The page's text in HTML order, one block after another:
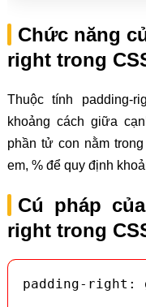
Chức năng
right trong
Thuộc tính padding-
khoảng cách giữa
phần tử con nằm
em, % để quy định
Cú pháp
right trong
padding-